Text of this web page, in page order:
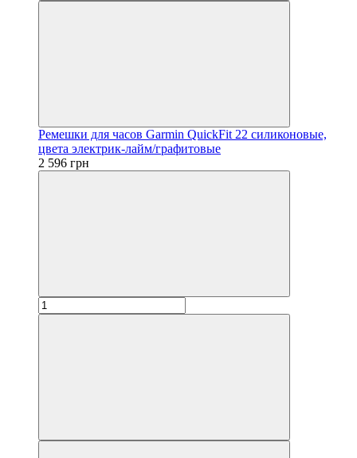
Ремешки для часов Garmin QuickFit 22 силиконовые,
цвета электрик-лайм/графитовые
2 596 грн